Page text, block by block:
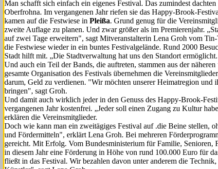
Man schafft sich einfach ein eige­nes Festival. Das zumindest
Oberfrohna. Im vergangenen Jahr riefen sie das Happy-Brook-
kamen auf die Festwiese in Pleißa. Grund genug für die
zweite Auflage zu planen. Und zwar größer als im Pre­mierenjahr.
auf zwei Tage erweitern", sagt Mitveranstalterin Lena Groh vom
die Festwiese wieder in ein buntes Festivalgelände. Rund 2000
Stadt hilft mit. „Die Stadtverwaltung hat uns den Standort
Und auch ein Teil der Bands, die auftreten, stammen aus der
gesam­te Organisation des Festivals über­nehmen die
darum, Geld zu verdienen. "Wir möchten unserer Heimatregion
bringen", sagt Groh.
Und damit auch wirklich jeder in den Genuss des Happy-Brook-
vergangenen Jahr kostenfrei. „Jeder soll einen Zu­gang zu Kultur
erklären die Vereinsmitglieder.
Doch wie kann man ein zweitägiges Festival auf .die Beine stellen,
und Fördermit­teln", erklärt Lena Groh. Bei mehre­ren
gereicht. Mit Erfolg. Vom Bundesmi­nisterium für Familie, Senioren,
in diesem Jahr ei­ne Förderung in Höhe von rund 100.000 Euro für
fließt in das Festival. Wir be­zahlen davon unter anderem die